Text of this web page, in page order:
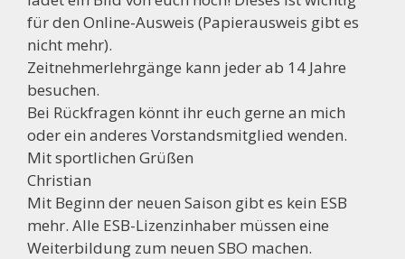
für den Online-Ausweis (Papierausweis gibt es
nicht mehr).
Zeitnehmerlehrgänge kann jeder ab 14 Jahre
besuchen.
Bei Rückfragen könnt ihr euch gerne an mich
oder ein anderes Vorstandsmitglied wenden.
Mit sportlichen Grüßen
Christian
Mit Beginn der neuen Saison gibt es kein ESB
mehr. Alle ESB-Lizenzinhaber müssen eine
Weiterbildung zum neuen SBO machen.